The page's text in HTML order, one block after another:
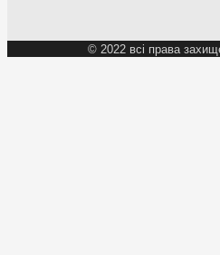
© 2022 всі права